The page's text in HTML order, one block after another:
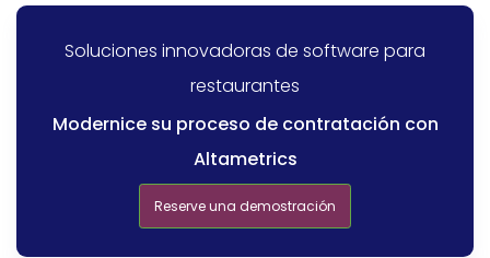
Soluciones innovadoras de software para
restaurantes
Modernice su proceso de contratación con
Altametrics
Reserve una demostración